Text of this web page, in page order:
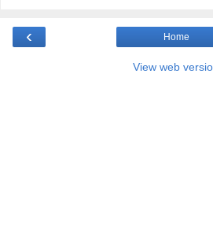
‹ Home
View web